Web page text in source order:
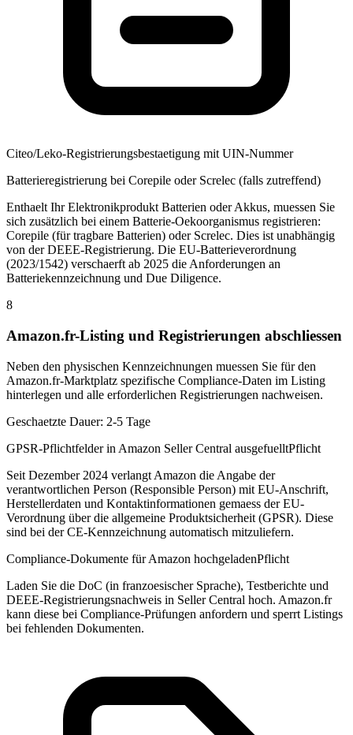
Citeo/Leko-Registrierungsbestaetigung mit UIN-Nummer
Batterieregistrierung bei Corepile oder Screlec (falls zutreffend)
Enthaelt Ihr Elektronikprodukt Batterien oder Akkus, muessen Sie
sich zusätzlich bei einem Batterie-Oekoorganismus registrieren:
Corepile (für tragbare Batterien) oder Screlec. Dies ist unabhängig
von der DEEE-Registrierung. Die EU-Batterieverordnung
(2023/1542) verschaerft ab 2025 die Anforderungen an
Batteriekennzeichnung und Due Diligence.
8
Amazon.fr-Listing und Registrierungen abschliessen
Neben den physischen Kennzeichnungen muessen Sie für den
Amazon.fr-Marktplatz spezifische Compliance-Daten im Listing
hinterlegen und alle erforderlichen Registrierungen nachweisen.
Geschaetzte Dauer: 2-5 Tage
GPSR-Pflichtfelder in Amazon Seller Central ausgefuelltPflicht
Seit Dezember 2024 verlangt Amazon die Angabe der
verantwortlichen Person (Responsible Person) mit EU-Anschrift,
Herstellerdaten und Kontaktinformationen gemaess der EU-
Verordnung über die allgemeine Produktsicherheit (GPSR). Diese
sind bei der CE-Kennzeichnung automatisch mitzuliefern.
Compliance-Dokumente für Amazon hochgeladenPflicht
Laden Sie die DoC (in franzoesischer Sprache), Testberichte und
DEEE-Registrierungsnachweis in Seller Central hoch. Amazon.fr
kann diese bei Compliance-Prüfungen anfordern und sperrt Listings
bei fehlenden Dokumenten.